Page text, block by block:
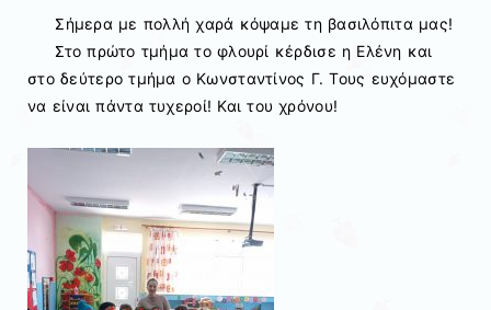
Σήμερα με πολλή χαρά κόψαμε τη βασιλόπιτα μας!
Στο πρώτο τμήμα το φλουρί κέρδισε η Ελένη και
στο δεύτερο τμήμα ο Κωνσταντίνος Γ. Τους ευχόμαστε
να είναι πάντα τυχεροί! Και του χρόνου!